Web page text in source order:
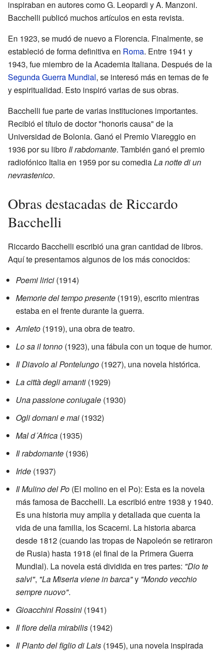
inspiraban en autores como G. Leopardi y A. Manzoni.
Bacchelli publicó muchos artículos en esta revista.
En 1923, se mudó de nuevo a Florencia. Finalmente, se
estableció de forma definitiva en Roma. Entre 1941 y
1943, fue miembro de la Academia Italiana. Después de la
Segunda Guerra Mundial, se interesó más en temas de fe
y espiritualidad. Esto inspiró varias de sus obras.
Bacchelli fue parte de varias instituciones importantes.
Recibió el título de doctor "honoris causa" de la
Universidad de Bolonia. Ganó el Premio Viareggio en
1936 por su libro Il rabdomante. También ganó el premio
radiofónico Italia en 1959 por su comediaLa notte di un
nevrastenico.
Obras destacadas de Riccardo
Bacchelli
Riccardo Bacchelli escribió una gran cantidad de libros.
Aquí te presentamos algunos de los más conocidos:
Poemi lirici (1914)
Memorie del tempo presente (1919), escrito mientras
estaba en el frente durante la guerra.
Amleto (1919), una obra de teatro.
Lo sa il tonno (1923), una fábula con un toque de humor.
Il Diavolo al Pontelungo (1927), una novela histórica.
La città degli amanti (1929)
Una passione coniugale (1930)
Ogli domani e mai (1932)
Mal d´Africa (1935)
Il rabdomante (1936)
Iride (1937)
Il Mulino del Po (El molino en el Po): Esta es la novela
más famosa de Bacchelli. La escribió entre 1938 y 1940.
Es una historia muy amplia y detallada que cuenta la
vida de una familia, los Scacerni. La historia abarca
desde 1812 (cuando las tropas de Napoleón se retiraron
de Rusia) hasta 1918 (el final de la Primera Guerra
Mundial). La novela está dividida en tres partes: "Dio te
salvi", "La Miseria viene in barca"y "Mondo vecchio
sempre nuovo".
Gioacchini Rossini (1941)
Il fiore della mirabilis (1942)
Il Pianto del figlio di Lais (1945), una novela inspirada